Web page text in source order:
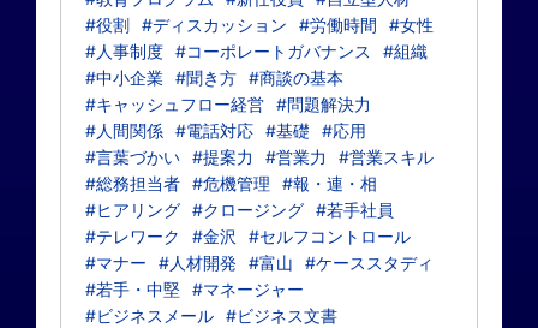
#役割 #ディスカッション #労働時間
#女性
#人事制度 #コーポレートガバナンス
#組織
#中小企業 #聞き方 #商談の基本
#キャッシュフロー経営 #問題解決力
#人間関係 #電話対応 #基礎
#応用
#言葉づかい #提案力 #営業力
#営業スキル
#総務担当者 #危機管理
#報・連・相
#ヒアリング #クロージング #若手社員
#テレワーク
#金沢
#セルフコントロール
#マナー
#人材開発 #富山
#ケーススタディ
#若手・中堅 #マネージャー
#ビジネスメール #ビジネス文書